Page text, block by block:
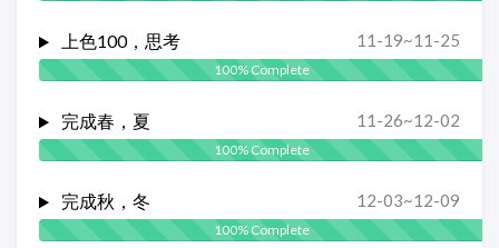
11-19~11-25
上色100，思考
100% Complete
11-26~12-02
完成春，夏
100% Complete
12-03~12-09
完成秋，冬
100% Complete